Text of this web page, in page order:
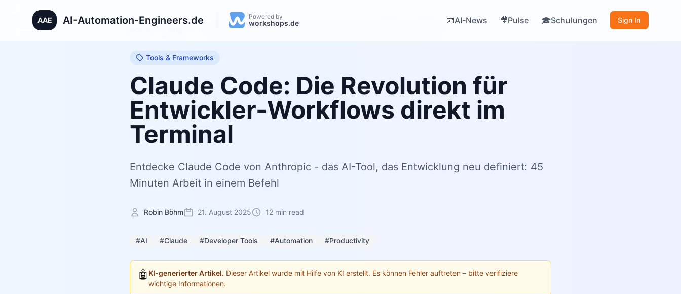
AAE AI-Automation-Engineers.de Powered by
workshops.de 📧AI-News 🎥Pulse 🎓Schulungen
Sign In
Claude Code: Die Revolution für Entwickler-Workflows direkt im Terminal
Tools & Frameworks
Claude Code: Die Revolution für
Entwickler-Workflows direkt im
Terminal
Entdecke Claude Code von Anthropic - das AI-Tool, das Entwicklung neu definiert: 45
Minuten Arbeit in einem Befehl
Robin Böhm 21. August 2025 12 min read
#AI #Claude #Developer Tools #Automation #Productivity
🤖 KI-generierter Artikel. Dieser Artikel wurde mit Hilfe von KI erstellt. Es können Fehler auftreten – bitte verifiziere
wichtige Informationen.